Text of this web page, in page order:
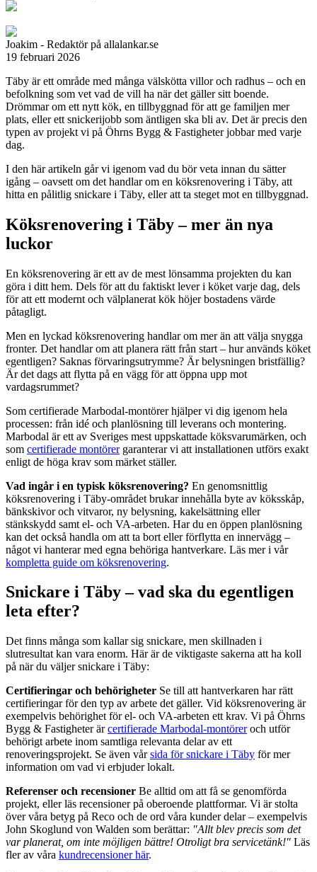
Joakim - Redaktör på allalankar.se
19 februari 2026
Täby är ett område med många välskötta villor och radhus – och en
befolkning som vet vad de vill ha när det gäller sitt boende.
Drömmar om ett nytt kök, en tillbyggnad för att ge familjen mer
plats, eller ett snickerijobb som äntligen ska bli av. Det är precis den
typen av projekt vi på Öhrns Bygg & Fastigheter jobbar med varje
dag.
I den här artikeln går vi igenom vad du bör veta innan du sätter
igång – oavsett om det handlar om en köksrenovering i Täby, att
hitta en pålitlig snickare i Täby, eller att ta steget mot en tillbyggnad.
Köksrenovering i Täby – mer än nya
luckor
En köksrenovering är ett av de mest lönsamma projekten du kan
göra i ditt hem. Dels för att du faktiskt lever i köket varje dag, dels
för att ett modernt och välplanerat kök höjer bostadens värde
påtagligt.
Men en lyckad köksrenovering handlar om mer än att välja snygga
fronter. Det handlar om att planera rätt från start – hur används köket
egentligen? Saknas förvaringsutrymme? Är belysningen bristfällig?
Är det dags att flytta på en vägg för att öppna upp mot
vardagsrummet?
Som certifierade Marbodal-montörer hjälper vi dig igenom hela
processen: från idé och planlösning till leverans och montering.
Marbodal är ett av Sveriges mest uppskattade köksvarumärken, och
som certifierade montörergaranterar vi att installationen utförs exakt
enligt de höga krav som märket ställer.
Vad ingår i en typisk köksrenovering? En genomsnittlig
köksrenovering i Täby-området brukar innehålla byte av köksskåp,
bänkskivor och vitvaror, ny belysning, kakelsättning eller
stänkskydd samt el- och VA-arbeten. Har du en öppen planlösning
kan det också handla om att ta bort eller förflytta en innervägg –
något vi hanterar med egna behöriga hantverkare. Läs mer i vår
kompletta guide om köksrenovering.
Snickare i Täby – vad ska du egentligen
leta efter?
Det finns många som kallar sig snickare, men skillnaden i
slutresultat kan vara enorm. Här är de viktigaste sakerna att ha koll
på när du väljer snickare i Täby:
Certifieringar och behörigheter Se till att hantverkaren har rätt
certifieringar för den typ av arbete det gäller. Vid köksrenovering är
exempelvis behörighet för el- och VA-arbeten ett krav. Vi på Öhrns
Bygg & Fastigheter ärcertifierade Marbodal-montöreroch utför
behörigt arbete inom samtliga relevanta delar av ett
renoveringsprojekt. Se även vårsida för snickare i Täby för mer
information om vad vi erbjuder lokalt.
Referenser och recensioner Be alltid om att få se genomförda
projekt, eller läs recensioner på oberoende plattformar. Vi är stolta
över våra betyg på Reco och de ord våra kunder delar – exempelvis
John Skoglund von Walden som berättar: "Allt blev precis som det
var planerat, om inte möjligen bättre! Otroligt bra servicetänk!" Läs
fler av våra kundrecensioner här.